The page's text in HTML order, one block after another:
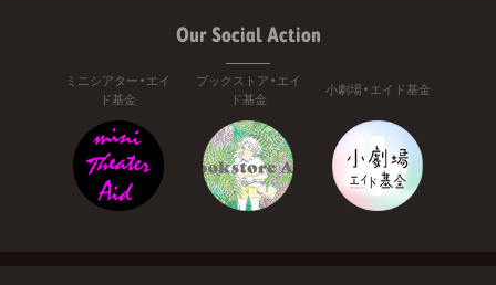
Our Social Action
ミニシアター・エイ
ド基金
ブックストア・エイ
ド基金
小劇場・エイド基金